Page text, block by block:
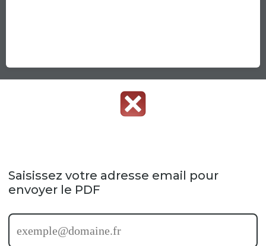
Saisissez votre adresse email pour
envoyer le PDF